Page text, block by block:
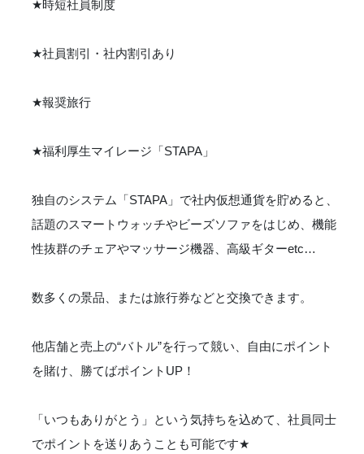
★時短社員制度
★社員割引・社内割引あり
★報奨旅行
★福利厚生マイレージ「STAPA」
独自のシステム「STAPA」で社内仮想通貨を貯めると、
話題のスマートウォッチやビーズソファをはじめ、機能
性抜群のチェアやマッサージ機器、高級ギターetc…
数多くの景品、または旅行券などと交換できます。
他店舗と売上の“バトル”を行って競い、自由にポイント
を賭け、勝てばポイントUP！
「いつもありがとう」という気持ちを込めて、社員同士
でポイントを送りあうことも可能です★